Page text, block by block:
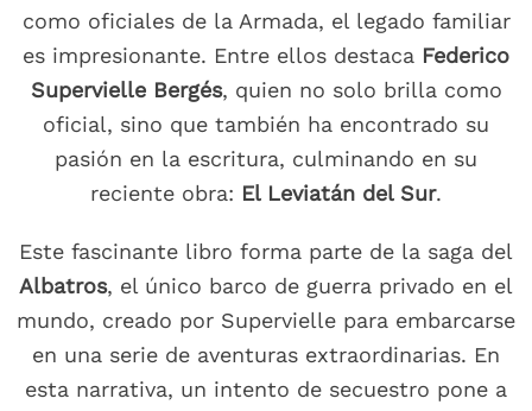
como oficiales de la Armada, el legado familiar
es impresionante. Entre ellos destaca Federico
Supervielle Bergés, quien no solo brilla como
oficial, sino que también ha encontrado su
pasión en la escritura, culminando en su
reciente obra: El Leviatán del Sur.
Este fascinante libro forma parte de la saga del
Albatros, el único barco de guerra privado en el
mundo, creado por Supervielle para embarcarse
en una serie de aventuras extraordinarias. En
esta narrativa, un intento de secuestro pone a